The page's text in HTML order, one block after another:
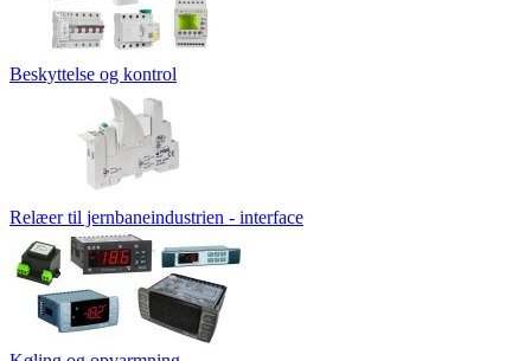
Beskyttelse og kontrol
Relæer til jernbaneindustrien - interface